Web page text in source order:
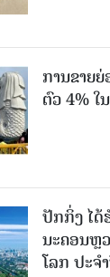
ການຂາຍ
ຕົວ 4% ໃ
ປັກກິ່ງ ໄດ້
ນະຄອນຫຼ
ໂລກ ປະຈ